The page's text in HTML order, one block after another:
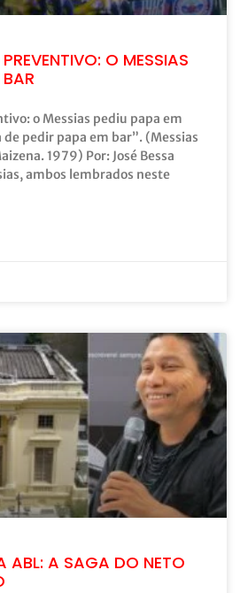
O MESSIAS
o Messias pediu papa em
de pedir papa em bar”. (Messias
1979) Por: José Bessa
ambos lembrados neste
ABL: A SAGA DO NETO